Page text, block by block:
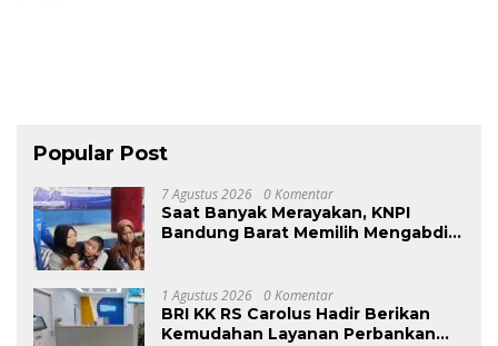
Popular Post
7 Agustus 2026 0 Komentar
Saat Banyak Merayakan, KNPI
Bandung Barat Memilih Mengabdi:
Warga Kurang Mampu
1 Agustus 2026 0 Komentar
BRI KK RS Carolus Hadir Berikan
Kemudahan Layanan Perbankan